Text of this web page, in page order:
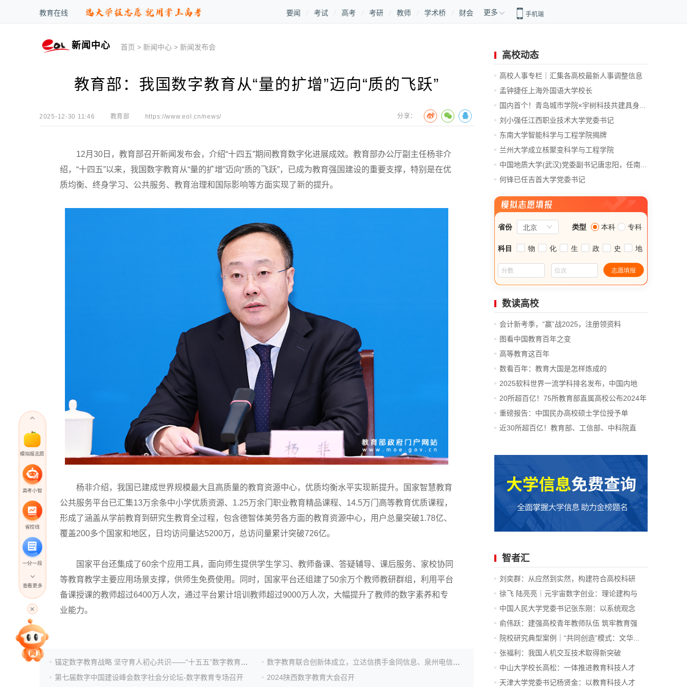
教育在线 要闻 考试 高考 考研 教师 学术桥 财会 更多 手机端
新闻中心 首页 >新闻中心 >新闻发布会
教育部：我国数字教育从“量的扩增”迈向“质的飞跃”
2025-12-30 11:46 教育部 https://www.eol.cn/news/ 分享：
12月30日，教育部召开新闻发布会，介绍“十四五”期间教育数字化进展成效。教育部办公厅副主任杨非介
绍，“十四五”以来，我国数字教育从“量的扩增”迈向“质的飞跃”，已成为教育强国建设的重要支撑，特别是在优
质均衡、终身学习、公共服务、教育治理和国际影响等方面实现了新的提升。
杨非介绍，我国已建成世界规模最大且高质量的教育资源中心，优质均衡水平实现新提升。国家智慧教育
公共服务平台已汇集13万余条中小学优质资源、1.25万余门职业教育精品课程、14.5万门高等教育优质课程，
形成了涵盖从学前教育到研究生教育全过程，包含德智体美劳各方面的教育资源中心，用户总量突破1.78亿、
覆盖200多个国家和地区，日均访问量达5200万，总访问量累计突破726亿。
国家平台还集成了60余个应用工具，面向师生提供学生学习、教师备课、答疑辅导、课后服务、家校协同
等教育教学主要应用场景支撑，供师生免费使用。同时，国家平台还组建了50余万个教师教研群组，利用平台
备课授课的教师超过6400万人次，通过平台累计培训教师超过9000万人次，大幅提升了教师的数字素养和专
业能力。
第七届数字中国建设峰会数字社会分论坛-数字教育专场召开
2024陕西数字教育大会召开
高校动态
高校人事专栏｜汇集各高校最新人事调整信息
孟钟捷任上海外国语大学校长
国内首个！青岛城市学院×宇树科技共建具身...
刘小强任江西职业技术大学党委书记
东南大学智能科学与工程学院揭牌
兰州大学成立核聚变科学与工程学院
中国地质大学(武汉)党委副书记唐忠阳，任南...
何锋已任吉首大学党委书记
模拟报志愿
高考小智
省控线
一分一段
高考直播
专家指导课
查看更多
数读高校
会计新考季，“赢”战2025，注册领资料
图看中国教育百年之变
高等教育这百年
数看百年：教育大国是怎样炼成的
2025软科世界一流学科排名发布，中国内地
14...
20所超百亿！75所教育部直属高校公布2024年
决算
重磅报告：中国民办高校硕士学位授予单
位、...
近30所超百亿！教育部、工信部、中科院直
智者汇
刘奕群：从应然到实然，构建符合高校科研
规...
徐飞 陆亮亮｜元宇宙数字创业：理论建构与
模...
中国人民大学党委书记张东刚：以系统观念
推...
俞伟跃：建强高校青年教师队伍 筑牢教育强
国...
院校研究典型案例｜“共同创造”模式：文华...
张福利：我国人机交互技术取得新突破
中山大学校长高松：一体推进教育科技人才
发...
天津大学党委书记杨贤金：以教育科技人才